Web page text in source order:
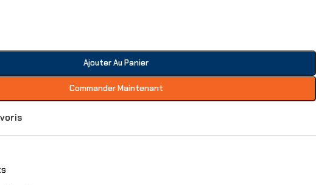
Ajouter Au Panier
Commander Maintenant